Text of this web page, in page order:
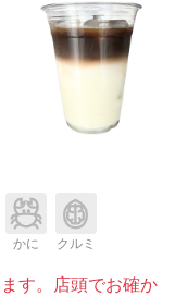
かに クルミ
す。店頭でお確か